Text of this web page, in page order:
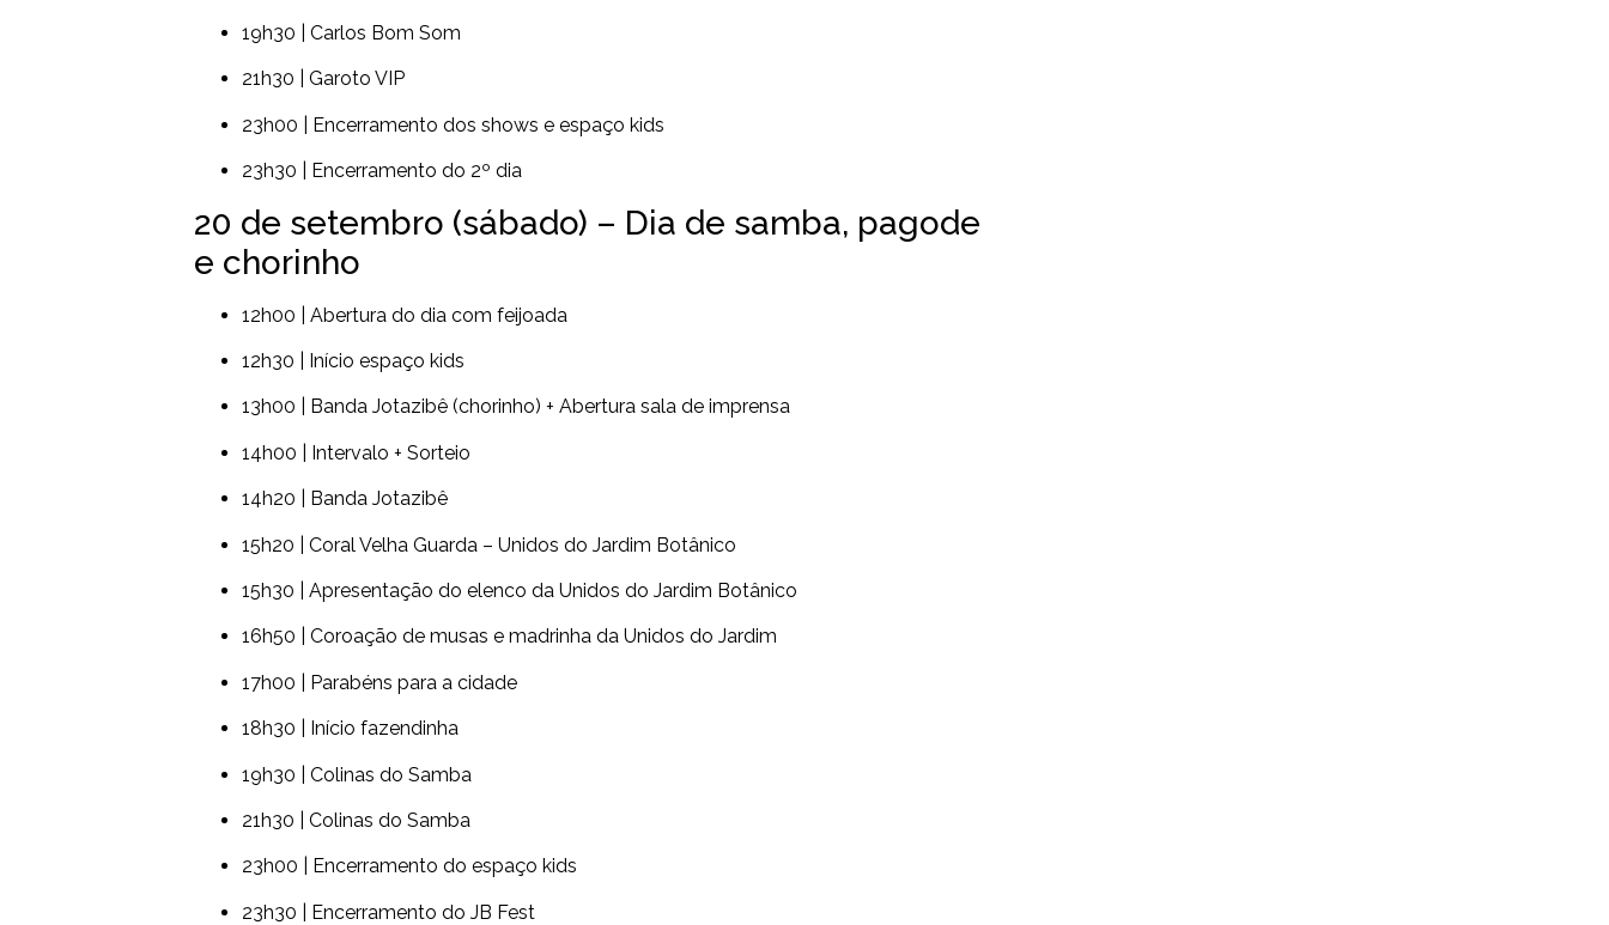
19h30 | Carlos Bom Som
21h30 | Garoto VIP
23h00 | Encerramento dos shows e espaço kids
23h30 | Encerramento do 2º dia
20 de setembro (sábado) – Dia de samba, pagode
e chorinho
12h00 | Abertura do dia com feijoada
12h30 | Início espaço kids
13h00 | Banda Jotazibê (chorinho) + Abertura sala de imprensa
14h00 | Intervalo + Sorteio
14h20 | Banda Jotazibê
15h20 | Coral Velha Guarda – Unidos do Jardim Botânico
15h30 | Apresentação do elenco da Unidos do Jardim Botânico
16h50 | Coroação de musas e madrinha da Unidos do Jardim
17h00 | Parabéns para a cidade
18h30 | Início fazendinha
19h30 | Colinas do Samba
21h30 | Colinas do Samba
23h00 | Encerramento do espaço kids
23h30 | Encerramento do JB Fest